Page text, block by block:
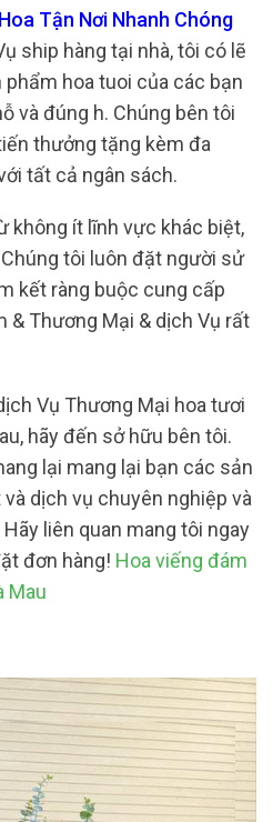
Tận Nơi Nhanh Chóng
ship hàng tại nhà, tôi có lẽ
hoa tuoi của các bạn
và đúng h. Chúng bên tôi
thưởng tặng kèm đa
tất cả ngân sách.
không ít lĩnh vực khác biệt,
tôi luôn đặt người sử
kết ràng buộc cung cấp
& Thương Mại & dịch Vụ rất
Vụ Thương Mại hoa tươi
hãy đến sở hữu bên tôi.
lại mang lại bạn các sản
dịch vụ chuyên nghiệp và
liên quan mang tôi ngay
đơn hàng! Hoa viếng đám
Mau